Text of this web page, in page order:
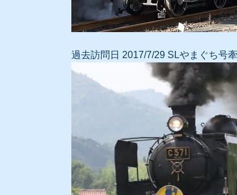
過去訪問日 2017/7/29 SLやまぐち号